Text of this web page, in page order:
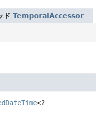
ド TemporalAccessor
<?